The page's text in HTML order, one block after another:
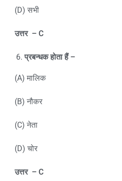
(D) सभी
उत्तर– C
प्रबन्धक होता हैं –
(A) मालिक
(B) नौकर
(C) नेता
(D) चोर
उत्तर– C